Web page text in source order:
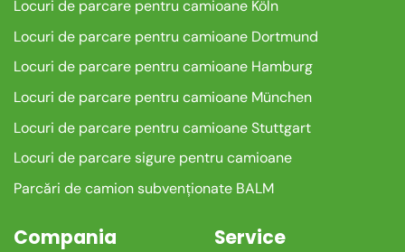
Locuri de parcare pentru camioane Köln
Locuri de parcare pentru camioane Dortmund
Locuri de parcare pentru camioane Hamburg
Locuri de parcare pentru camioane München
Locuri de parcare pentru camioane Stuttgart
Locuri de parcare sigure pentru camioane
Parcări de camion subvenționate BALM
Compania Service